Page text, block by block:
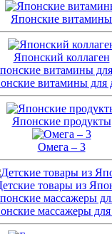
Японские витамины
Японский коллаген
витамины для
Японские продукты
Омега – 3
товары из
массажеры